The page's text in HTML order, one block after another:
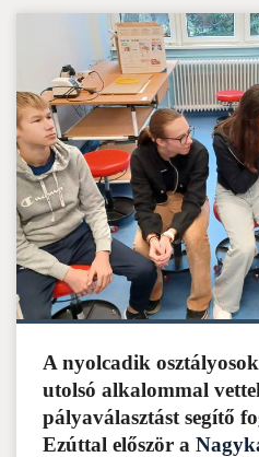
A nyolcadik
utolsó alkalommal
pályaválasztást segítő
Ezúttal először a